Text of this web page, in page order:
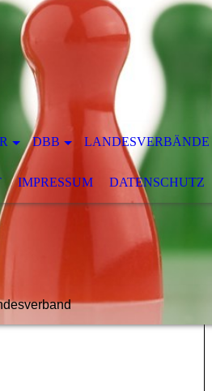
DBB LANDESVERBÄNDE
IMPRESSUM DATENSCHUTZ